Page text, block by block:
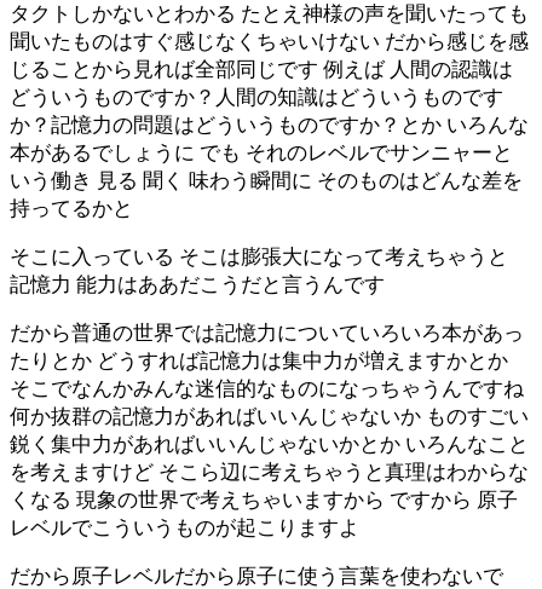
タクトしかないとわかる たとえ神様の声を聞いたっても
聞いたものはすぐ感じなくちゃいけない だから感じを感
じることから見れば全部同じです 例えば 人間の認識は
どういうものですか？人間の知識はどういうものです
か？記憶力の問題はどういうものですか？とか いろんな
本があるでしょうに でも それのレベルでサンニャーと
いう働き 見る 聞く 味わう瞬間に そのものはどんな差を
持ってるかと
そこに入っている そこは膨張大になって考えちゃうと
記憶力 能力はああだこうだと言うんです
だから普通の世界では記憶力についていろいろ本があっ
たりとか どうすれば記憶力は集中力が増えますかとか
そこでなんかみんな迷信的なものになっちゃうんですね
何か抜群の記憶力があればいいんじゃないか ものすごい
鋭く集中力があればいいんじゃないかとか いろんなこと
を考えますけど そこら辺に考えちゃうと真理はわからな
くなる 現象の世界で考えちゃいますから ですから 原子
レベルでこういうものが起こりますよ
だから原子レベルだから原子に使う言葉を使わないで